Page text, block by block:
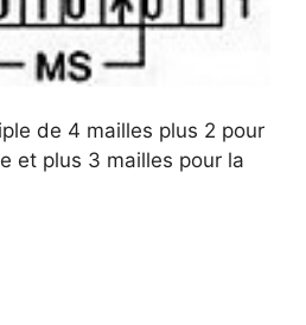
de 4 mailles plus 2 pour
et plus 3 mailles pour la